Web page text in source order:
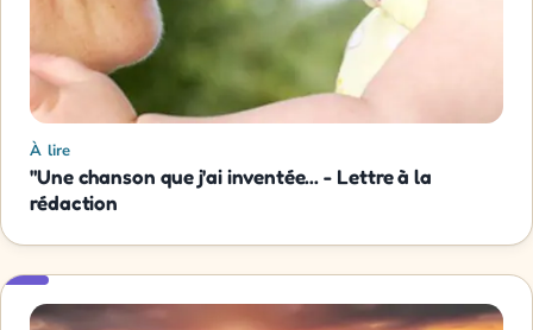
À lire
"Une chanson que j'ai inventée... - Lettre à la
rédaction